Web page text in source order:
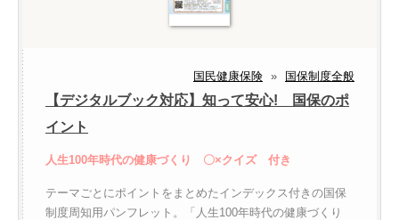
国民健康保険 » 国保制度全般
【デジタルブック対応】知って安心! 国保のポ
イント
人生100年時代の健康づくり 〇×クイズ 付き
テーマごとにポイントをまとめたインデックス付きの国保
制度周知用パンフレット。「人生100年時代の健康づくり